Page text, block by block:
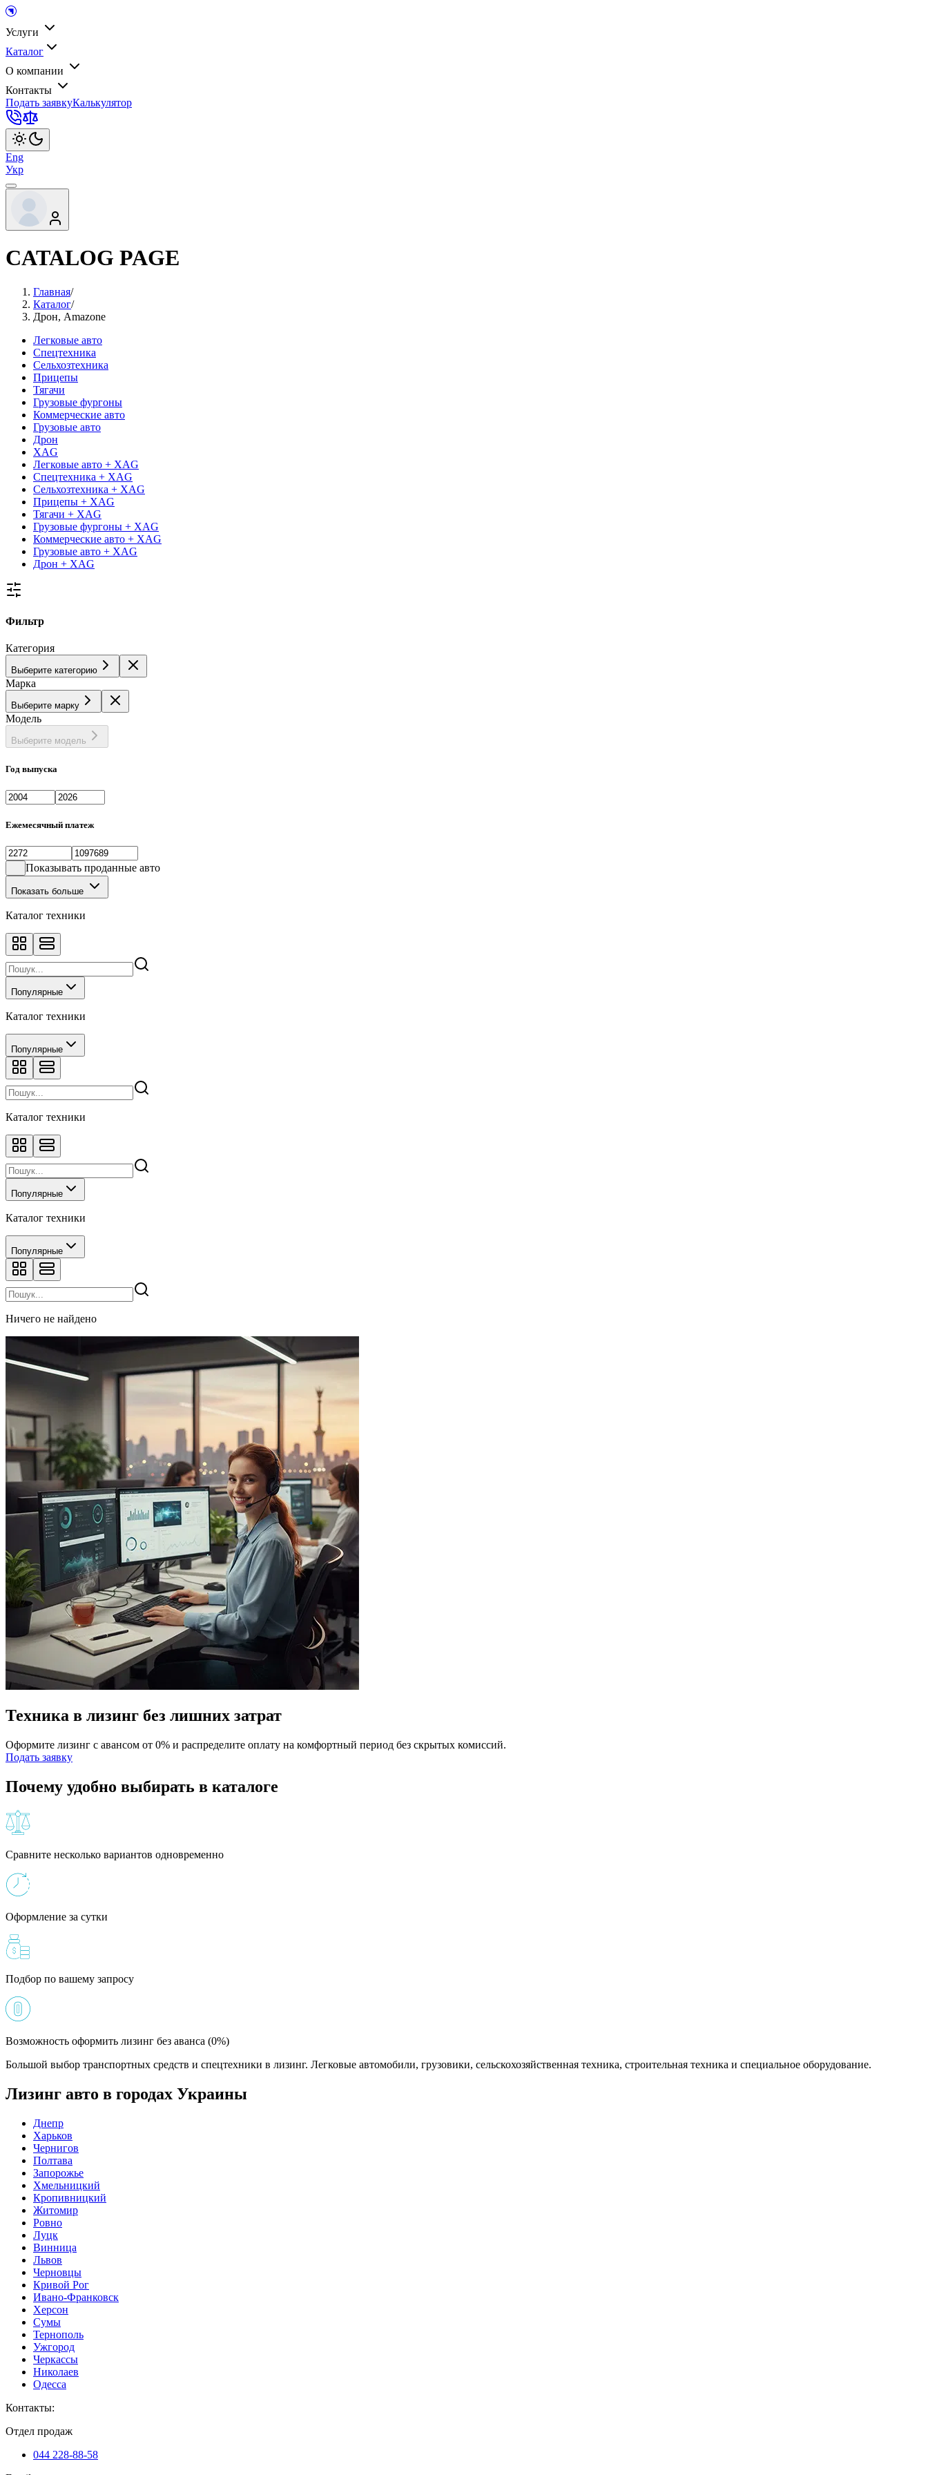
Услуги
Каталог
О компании
Контакты
Подать заявкуКалькулятор
Eng
Укр
CATALOG PAGE
Главная/
Каталог/
Дрон, Amazone
Легковые авто
Спецтехника
Сельхозтехника
Прицепы
Тягачи
Грузовые фургоны
Коммерческие авто
Грузовые авто
Дрон
XAG
Легковые авто + XAG
Спецтехника + XAG
Сельхозтехника + XAG
Прицепы + XAG
Тягачи + XAG
Грузовые фургоны + XAG
Коммерческие авто + XAG
Грузовые авто + XAG
Дрон + XAG
Фильтр
Категория
Выберите категорию
Марка
Выберите марку
Модель
Выберите модель
Год выпуска
Ежемесячный платеж
Показывать проданные авто
Показать больше
Каталог техники
Популярные
Каталог техники
Популярные
Каталог техники
Популярные
Каталог техники
Популярные
Ничего не найдено
Техника в лизинг без лишних затрат
Оформите лизинг с авансом от 0% и распределите оплату на комфортный период без скрытых комиссий.
Подать заявку
Почему удобно выбирать в каталоге
Сравните несколько вариантов одновременно
Оформление за сутки
Подбор по вашему запросу
Возможность оформить лизинг без аванса (0%)
Большой выбор транспортных средств и спецтехники в лизинг. Легковые автомобили, грузовики, сельскохозяйственная техника, строительная техника и специальное оборудование.
Лизинг авто в городах Украины
Днепр
Харьков
Чернигов
Полтава
Запорожье
Хмельницкий
Кропивницкий
Житомир
Ровно
Луцк
Винница
Львов
Черновцы
Кривой Рог
Ивано-Франковск
Херсон
Сумы
Тернополь
Ужгород
Черкассы
Николаев
Одесса
Контакты:
Отдел продаж
044 228-88-58